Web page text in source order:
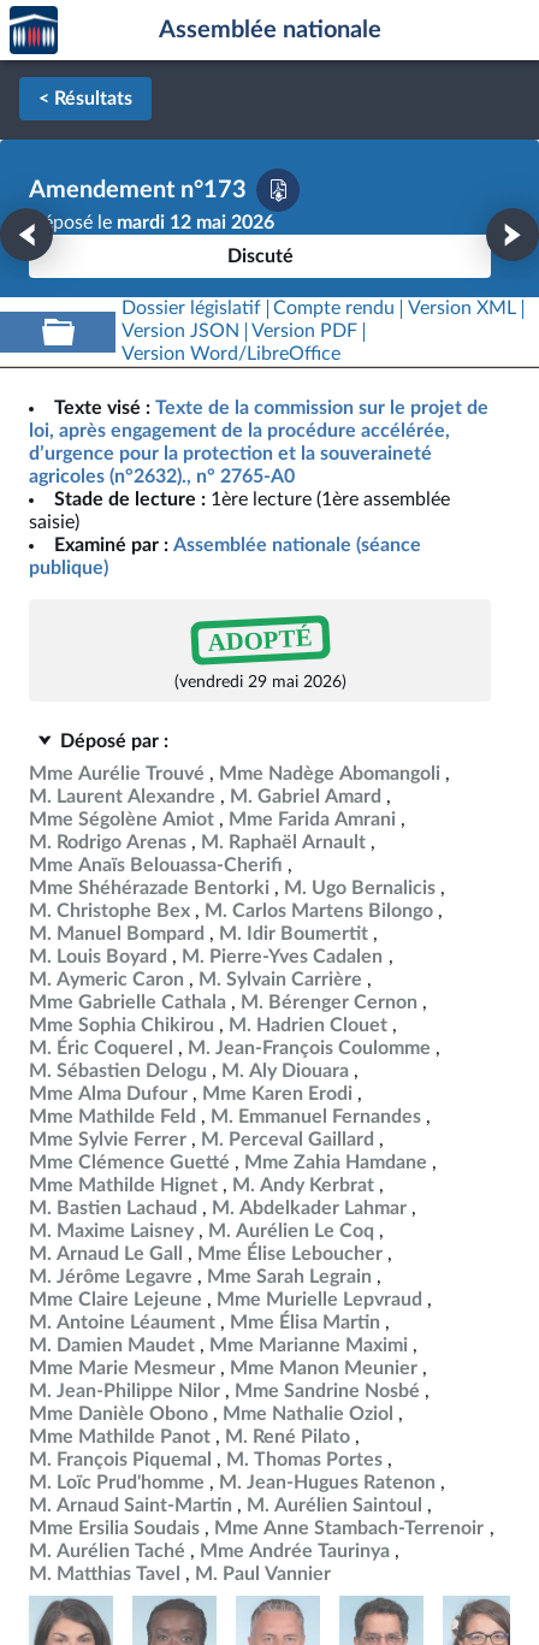
Aller au contenu
Aller en bas de la page
Accèder
à la
page
d'accueil
Assemblée nationale
< Résultats
Amendement n°173
Déposé le mardi 12 mai 2026
Discuté
Dossier législatif Compte rendu
Version XML
Version JSON
Version PDF
Version Word/LibreOffice
Texte visé : Texte de la commission sur le projet de
loi, après engagement de la procédure accélérée,
d’urgence pour la protection et la souveraineté
agricoles (n°2632)., n° 2765-A0
Stade de lecture : 1ère lecture (1ère assemblée
saisie)
Examiné par : Assemblée nationale (séance
publique)
ADOPTÉ
(vendredi 29 mai 2026)
Déposé par :
Mme Aurélie Trouvé
Mme Nadège Abomangoli
M. Laurent Alexandre
M. Gabriel Amard
Mme Ségolène Amiot
Mme Farida Amrani
M. Rodrigo Arenas
M. Raphaël Arnault
Mme Anaïs Belouassa-Cherifi
Mme Shéhérazade Bentorki
M. Ugo Bernalicis
M. Christophe Bex
M. Carlos Martens Bilongo
M. Manuel Bompard
M. Idir Boumertit
M. Louis Boyard
M. Pierre-Yves Cadalen
M. Aymeric Caron
M. Sylvain Carrière
Mme Gabrielle Cathala
M. Bérenger Cernon
Mme Sophia Chikirou
M. Hadrien Clouet
M. Éric Coquerel
M. Jean-François Coulomme
M. Sébastien Delogu
M. Aly Diouara
Mme Alma Dufour
Mme Karen Erodi
Mme Mathilde Feld
M. Emmanuel Fernandes
Mme Sylvie Ferrer
M. Perceval Gaillard
Mme Clémence Guetté
Mme Zahia Hamdane
Mme Mathilde Hignet
M. Andy Kerbrat
M. Bastien Lachaud
M. Abdelkader Lahmar
M. Maxime Laisney
M. Aurélien Le Coq
M. Arnaud Le Gall
Mme Élise Leboucher
M. Jérôme Legavre
Mme Sarah Legrain
Mme Claire Lejeune
Mme Murielle Lepvraud
M. Antoine Léaument
Mme Élisa Martin
M. Damien Maudet
Mme Marianne Maximi
Mme Marie Mesmeur
Mme Manon Meunier
M. Jean-Philippe Nilor
Mme Sandrine Nosbé
Mme Danièle Obono
Mme Nathalie Oziol
Mme Mathilde Panot
M. René Pilato
M. François Piquemal
M. Thomas Portes
M. Loïc Prud'homme
M. Jean-Hugues Ratenon
M. Arnaud Saint-Martin
M. Aurélien Saintoul
Mme Ersilia Soudais
Mme Anne Stambach-Terrenoir
M. Aurélien Taché
Mme Andrée Taurinya
M. Matthias Tavel
M. Paul Vannier